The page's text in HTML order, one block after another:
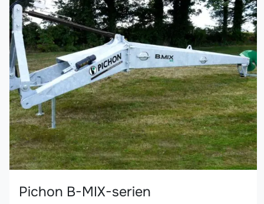
Pichon B-MIX-serien